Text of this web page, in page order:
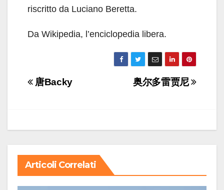
riscritto da Luciano Beretta.
Da Wikipedia, l’enciclopedia libera.
Navigazione
奥尔多雷贾尼
唐Backy
Articoli Correlati